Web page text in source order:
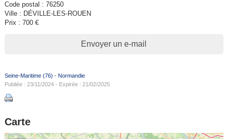
Code postal : 76250
Ville : DÉVILLE-LES-ROUEN
Prix : 700 €
Envoyer un e-mail
Seine-Maritime (76) - Normandie
Publiée : 23/11/2024 - Expirée : 21/02/2025
Carte